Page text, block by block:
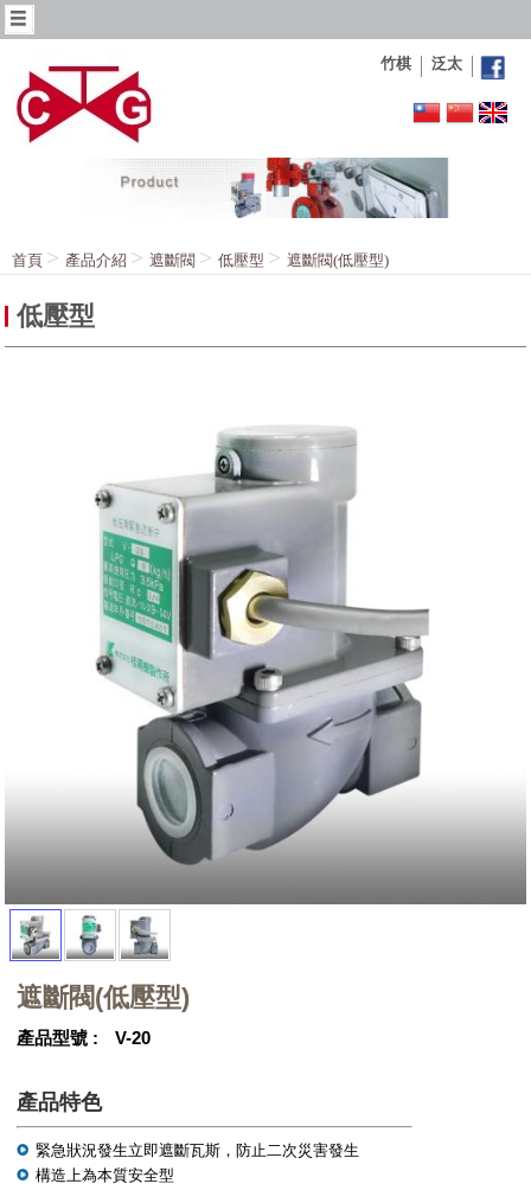
竹棋 泛太
首頁 產品介紹 遮斷閥 低壓型 遮斷閥(低壓型)
低壓型
遮斷閥(低壓型)
產品型號 V-20
產品特色
緊急狀況發生立即遮斷瓦斯，防止二次災害發生
構造上為本質安全型